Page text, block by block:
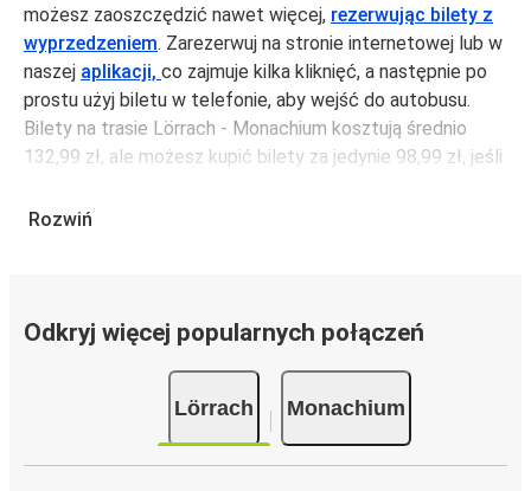
możesz zaoszczędzić nawet więcej, rezerwując bilety z
wyprzedzeniem. Zarezerwuj na stronie internetowej lub w
naszej aplikacji, co zajmuje kilka kliknięć, a następnie po
prostu użyj biletu w telefonie, aby wejść do autobusu.
Bilety na trasie Lörrach - Monachium kosztują średnio
132,99 zł, ale możesz kupić bilety za jedynie 98,99 zł, jeśli
unikając weekendów i świąt. Aby podróżować szybko,
jedynie 6 godziny
Podróż autobusemma mniejszy wpływ na środowisko
niż podróż samochodem czy samolotem. Stale pracujemy
Rozwiń
Odkryj więcej popularnych połączeń
Lörrach Monachium